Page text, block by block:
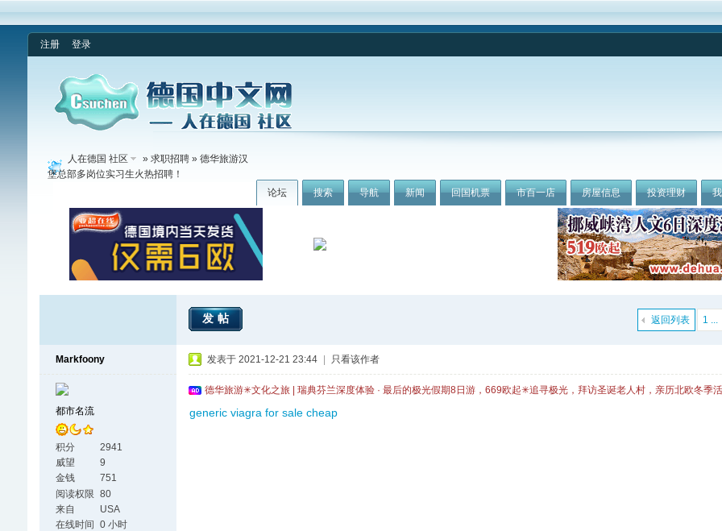
注册 登录
论坛 搜索 导航 新闻 回国机票 市百一店 房屋信息 投资理财
人在德国 社区 » 求职招聘» 德华旅游汉
堡总部多岗位实习生火热招聘！
1 ...
返回列表
发帖
Markfoony
都市名流
积分
2941
威望
9
金钱
751
阅读权限 80
来自
USA
在线时间
0 小时
发表于 2021-12-21 23:44 只看该作者
德华旅游✳文化之旅 | 瑞典芬兰深度体验 · 最后的极光假期8日游，669欧起✳追寻极光，拜访圣诞老人村，亲历北欧冬季
generic viagra for sale cheap